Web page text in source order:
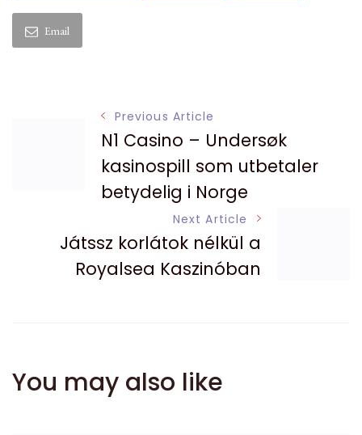
Email
Navigation
Previous Article
N1 Casino – Undersøk
kasinospill som utbetaler
betydelig i Norge
Next Article
Játssz korlátok nélkül a
Royalsea Kaszinóban
You may also like